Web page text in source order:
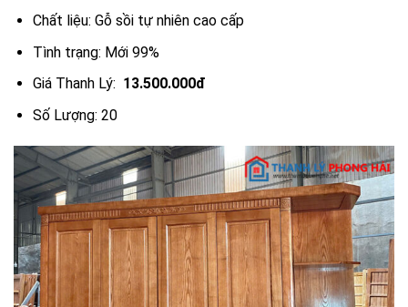
Chất liệu: Gỗ sồi tự nhiên cao cấp
Tình trạng: Mới 99%
Giá Thanh Lý: 13.500.000đ
Số Lượng: 20